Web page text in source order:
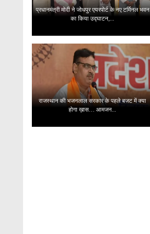
प्रधानमंत्री मोदी ने जोधपुर एयरपोर्ट के नए टर्मिनल भवन
का किया उद्घाटन,...
राजस्थान की भजनलाल सरकार के पहले बजट में क्या
होगा ख़ास… आमजन...